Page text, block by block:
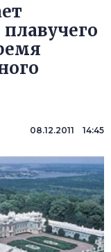
08.12.2011 14:45